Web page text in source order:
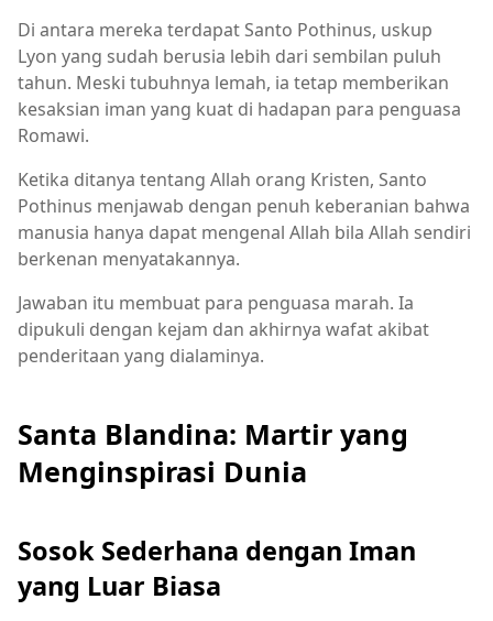
Di antara mereka terdapat Santo Pothinus, uskup
Lyon yang sudah berusia lebih dari sembilan puluh
tahun. Meski tubuhnya lemah, ia tetap memberikan
kesaksian iman yang kuat di hadapan para penguasa
Romawi.
Ketika ditanya tentang Allah orang Kristen, Santo
Pothinus menjawab dengan penuh keberanian bahwa
manusia hanya dapat mengenal Allah bila Allah sendiri
berkenan menyatakannya.
Jawaban itu membuat para penguasa marah. Ia
dipukuli dengan kejam dan akhirnya wafat akibat
penderitaan yang dialaminya.
Santa Blandina: Martir yang
Menginspirasi Dunia
Sosok Sederhana dengan Iman
yang Luar Biasa